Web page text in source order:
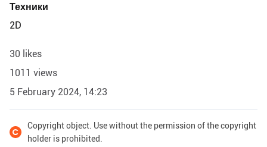
Техники
2D
30 likes
1011 views
5 February 2024, 14:23
Copyright object. Use without the permission of the copyright
holder is prohibited.